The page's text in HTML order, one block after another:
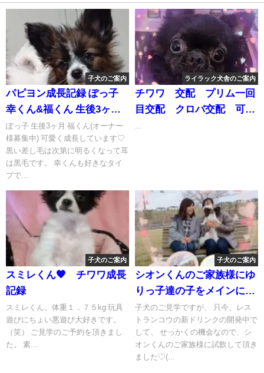
子犬のご案内
パピヨン成長記録 ぽっ子
幸くん&福くん 生後3ヶ月
男の子 オーナー様募集中
ぽっ子 生後3ヶ月 福くん(オーナー
様募集中) 可愛く成長しています♡
黒い差し毛は次第に明るくなって耳
は黒毛です。 幸くんも好きなタイ
プで...
ライラック犬舎のご案内
チワワ 交配 プリム一回
目交配 クロバ交配 可愛
子犬のご案内
スミレくん🧡 チワワ成長
記録
スミレくん、体重１．７５kg 玩具
遊びにちょい悪遊び大好きです。
（笑） ご見学のご予約を頂きまし
た。 素...
子犬のご案内
シオンくんのご家族様にゆ
りっ子達の子をメインに子
犬のご見学を頂きました
♡(⁠人⁠ ⁠•͈⁠ᴗ⁠•͈⁠)楽しい幸せなお時
間をありがとうございまし
た♡(⁠人⁠*⁠´⁠∀⁠｀⁠)⁠｡⁠*ﾟ⁠+
子犬のご見学ですが、 只今、レス
トランコウの新ドリンクの開発中で
して、 せっかくの機会なので、シ
オンくんのご家族様に試飲して頂き
ました♡(⁠...